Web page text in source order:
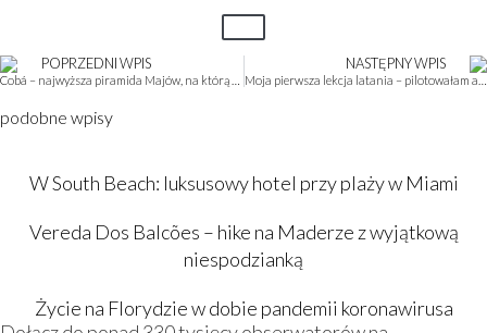
POPRZEDNI WPIS NASTĘPNY WPIS
podobne wpisy
W South Beach: luksusowy hotel przy plaży w Miami
Vereda Dos Balcões – hike na Maderze z wyjątkową
niespodzianką
Życie na Florydzie w dobie pandemii koronawirusa